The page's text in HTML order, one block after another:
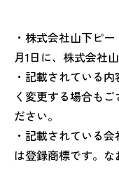
・株式会社山下ピ
月1日に、株式会社
・記載されている
く変更する場合も
ださい。
・記載されている
は登録商標です。